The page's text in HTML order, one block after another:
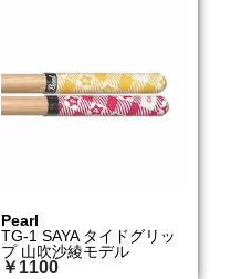
Pearl
TG-1 SAYA タイドグリッ
プ 山吹沙綾モデル
￥1100